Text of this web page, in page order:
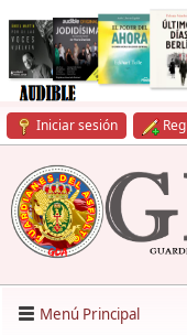
Iniciar sesión
Menú Principal